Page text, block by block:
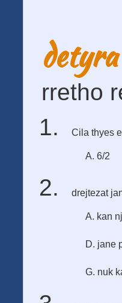
detyra
rretho
Cila thyes
A. 6/2
drejtezat
A. kan
D. jane
G. nuk